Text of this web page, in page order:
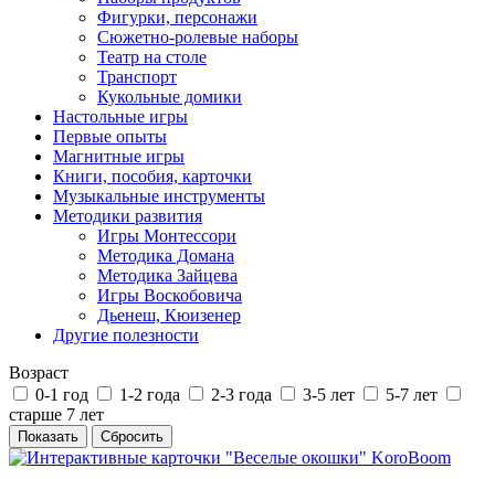
Фигурки, персонажи
Сюжетно-ролевые наборы
Театр на столе
Транспорт
Кукольные домики
Настольные игры
Первые опыты
Магнитные игры
Книги, пособия, карточки
Музыкальные инструменты
Методики развития
Игры Монтессори
Методика Домана
Методика Зайцева
Игры Воскобовича
Дьенеш, Кюизенер
Другие полезности
Возраст
0-1 год
1-2 года 2-3 года 3-5 лет
5-7 лет
старше 7 лет